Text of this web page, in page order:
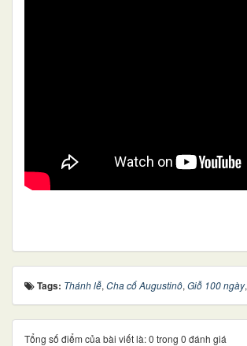
Tags: Thánh lễ, Cha cố Augustinô, Giỗ 100 ngày,
Tổng số điểm của bài viết là: 0 trong 0 đánh giá